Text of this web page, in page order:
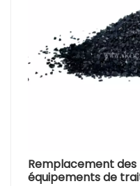
Remplacement
équipements de